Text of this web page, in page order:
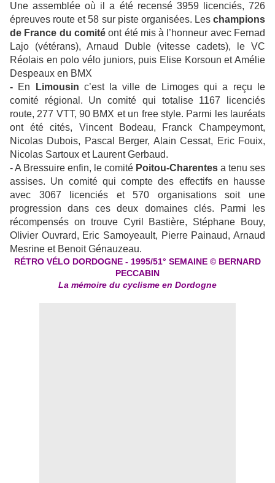
Une assemblée où il a été recensé 3959 licenciés, 726
épreuves route et 58 sur piste organisées. Les champions
de France du comitéont été mis à l’honneur avec Fernad
Lajo (vétérans), Arnaud Duble (vitesse cadets), le VC
Réolais en polo vélo juniors, puis Elise Korsoun et Amélie
Despeaux en BMX
- En Limousin c’est la ville de Limoges qui a reçu le
comité régional. Un comité qui totalise 1167 licenciés
route, 277 VTT, 90 BMX et un free style. Parmi les lauréats
ont été cités, Vincent Bodeau, Franck Champeymont,
Nicolas Dubois, Pascal Berger, Alain Cessat, Eric Fouix,
Nicolas Sartoux et Laurent Gerbaud.
- A Bressuire enfin, le comité Poitou-Charentes a tenu ses
assises. Un comité qui compte des effectifs en hausse
avec 3067 licenciés et 570 organisations soit une
progression dans ces deux domaines clés. Parmi les
récompensés on trouve Cyril Bastière, Stéphane Bouy,
Olivier Ouvrard, Eric Samoyeault, Pierre Painaud, Arnaud
Mesrine et Benoit Génauzeau.
RÉTRO VÉLO DORDOGNE - 1995/51° SEMAINE © BERNARD
PECCABIN
La mémoire du cyclisme en Dordogne